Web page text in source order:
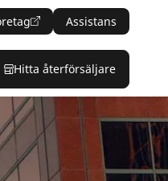
Assistans
Hitta återförsäljare